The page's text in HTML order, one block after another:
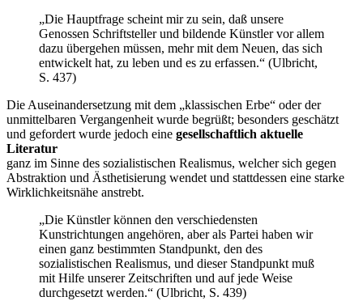
„Die Hauptfrage scheint mir zu sein, daß unsere
Genossen Schriftsteller und bildende Künstler vor allem
dazu übergehen müssen, mehr mit dem Neuen, das sich
entwickelt hat, zu leben und es zu erfassen.“ (Ulbricht,
S. 437)
Die Auseinandersetzung mit dem „klassischen Erbe“ oder der
unmittelbaren Vergangenheit wurde begrüßt; besonders geschätzt
und gefordert wurde jedoch eine gesellschaftlich aktuelle
Literatur
ganz im Sinne des sozialistischen Realismus, welcher sich gegen
Abstraktion und Ästhetisierung wendet und stattdessen eine starke
Wirklichkeitsnähe anstrebt.
„Die Künstler können den verschiedensten
Kunstrichtungen angehören, aber als Partei haben wir
einen ganz bestimmten Standpunkt, den des
sozialistischen Realismus, und dieser Standpunkt muß
mit Hilfe unserer Zeitschriften und auf jede Weise
durchgesetzt werden.“ (Ulbricht, S. 439)